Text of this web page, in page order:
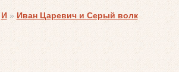
И » Иван Царевич и Серый волк